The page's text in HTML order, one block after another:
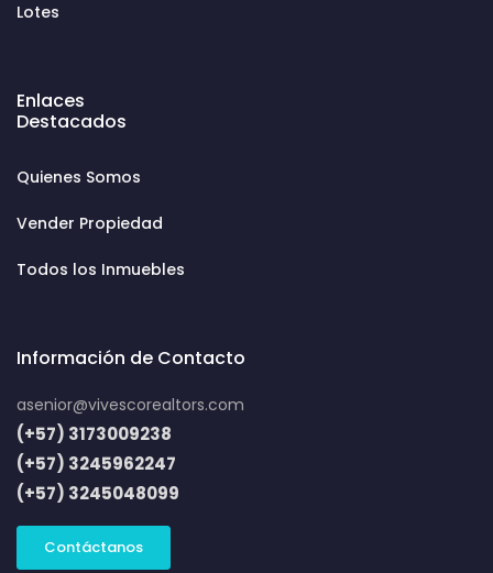
Lotes
Enlaces
Destacados
Quienes Somos
Vender Propiedad
Todos los Inmuebles
Información de Contacto
asenior@vivescorealtors.com
(+57) 3173009238
(+57) 3245962247
(+57) 3245048099
Contáctanos